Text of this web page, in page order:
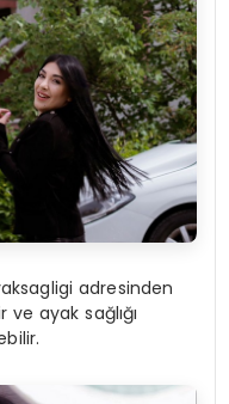
adresinden
ve ayak sağlığı